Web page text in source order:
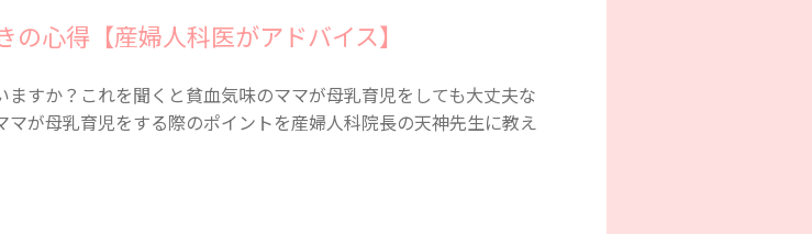
心得【産婦人科医がアドバイス】
すか？これを聞くと貧血気味のママが母乳育児をしても大丈夫な
が母乳育児をする際のポイントを産婦人科院長の天神先生に教え